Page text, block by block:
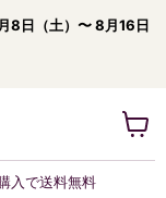
8日（土）〜 8月16日
入で送料無料
ー